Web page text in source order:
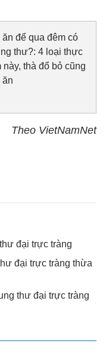
để qua đêm có
thư?: 4 loại thực
này, thà đổ bỏ cũng
Theo VietNamNet
đại trực tràng
đại trực tràng thừa
thư đại trực tràng